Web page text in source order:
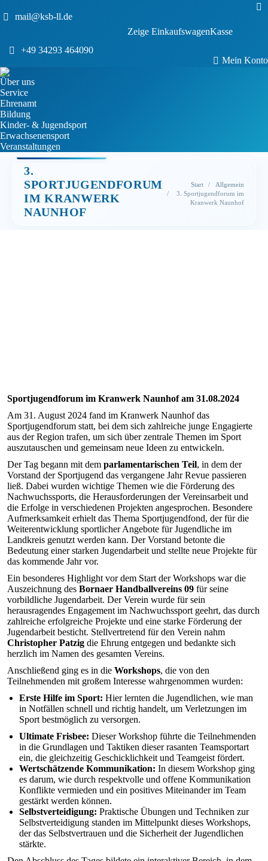
mail@ksb-ll.de
+49 34293 464090
Zeige EinkaufswagenKasse
Mein Konto
Über uns
Service
Ehrenamt
Bildung
Kinder- & Jugendsport
Erwachsenensport
Veranstaltungen
3.
SPORTJUGENDFORUM
IM KRANWERK
NAUNHOF
Sie befinden sich hier:
Start
Allgemein
3. Sportjugendforum im
Kranwerk Naunhof
Sportjugendforum im Kranwerk Naunhof am 31.08.2024
Am 31. August 2024 fand im Kranwerk Naunhof das
Sportjugendforum statt, bei dem sich zahlreiche junge Engagierte
aus der Region trafen, um sich über zentrale Themen im Sport
auszutauschen und gemeinsam neue Ideen zu entwickeln.
Der Tag begann mit dem parlamentarischen Teil, in dem der
Vorstand der Sportjugend das vergangene Jahr Revue passieren
ließ. Dabei wurden wichtige Themen wie die Förderung des
Nachwuchssports, die Herausforderungen der Vereinsarbeit und
die Erfolge in verschiedenen Projekten angesprochen. Besondere
Aufmerksamkeit erhielt das Thema Sportjugendfond, der für die
Weiterentwicklung sportlicher Angebote für Jugendliche im
Landkreis genutzt werden kann. Der Vorstand betonte die
Bedeutung einer starken Jugendarbeit und stellte neue Projekte für
das kommende Jahr vor.
Ein besonderes Highlight vor dem Start der Workshops war die
Auszeichnung des Bornaer Handballvereins 09 für seine
vorbildliche Jugendarbeit. Der Verein wurde für sein
herausragendes Engagement im Nachwuchssport geehrt, das durch
zahlreiche erfolgreiche Projekte und eine starke Förderung der
Jugendarbeit besticht. Stellvertretend für den Verein nahm
Christopher Patzig die Ehrung entgegen und bedankte sich
herzlich im Namen des gesamten Vereins.
Anschließend ging es in die Workshops, die von den
Teilnehmenden mit großem Interesse wahrgenommen wurden:
Erste Hilfe im Sport: Hier lernten die Jugendlichen, wie man
in Notfällen schnell und richtig handelt, um Verletzungen im
Sport bestmöglich zu versorgen.
Ultimate Frisbee: Dieser Workshop führte die Teilnehmenden
in die Grundlagen und Taktiken dieser rasanten Teamsportart
ein, die gleichzeitig Geschicklichkeit und Teamgeist fördert.
Wertschätzende Kommunikation: In diesem Workshop ging
es darum, wie durch respektvolle und offene Kommunikation
Konflikte vermieden und ein positives Miteinander im Team
gestärkt werden können.
Selbstverteidigung: Praktische Übungen und Techniken zur
Selbstverteidigung standen im Mittelpunkt dieses Workshops,
der das Selbstvertrauen und die Sicherheit der Jugendlichen
stärkte.